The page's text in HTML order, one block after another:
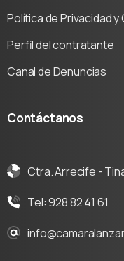
Política de Privacidad y
Perfil del contratante
Canal de Denuncias
Contáctanos
Ctra. Arrecife -
Tel: 928 82 41 61